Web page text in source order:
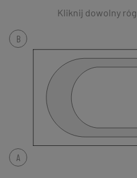
Kliknij dowolny
A
B